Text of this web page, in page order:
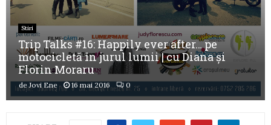
Stiri
Trip Talks #16: Happily ever after… pe
motocicletă în jurul lumii | cu Diana și
Florin Moraru
deJovi Ene 16 mai 2016 0